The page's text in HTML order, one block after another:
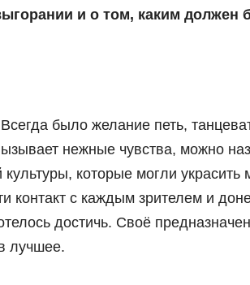
и о том, каким должен
было желание петь,
нежные чувства, можно
которые могли украсить
контакт с каждым зрителем и
достичь. Своё
лучшее.